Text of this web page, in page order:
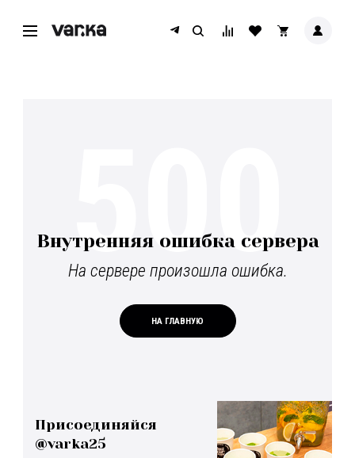
Внутренняя ошибка сервера
На сервере произошла ошибка.
НА ГЛАВНУЮ
500
Присоединяйся
@varka25